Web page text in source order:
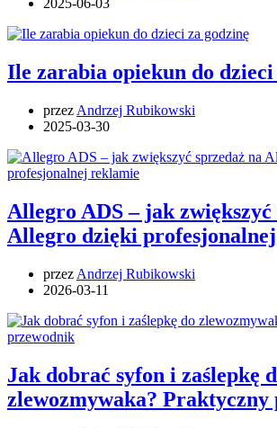
2025-06-03
Ile zarabia opiekun do dzieci
przez Andrzej Rubikowski
2025-03-30
Allegro ADS – jak zwiększyć
Allegro dzięki
przez Andrzej Rubikowski
2026-03-11
Jak dobrać syfon i zaślepkę
zlewozmywaka?